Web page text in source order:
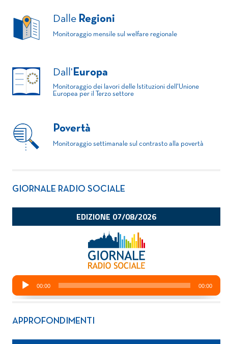
Dalle Regioni
Monitoraggio mensile sul welfare regionale
Dall' Europa
Monitoraggio dei lavori delle Istituzioni dell'Unione
Europea per il Terzo settore
Povertà
Monitoraggio settimanale sul contrasto alla povertà
GIORNALE RADIO SOCIALE
APPROFONDIMENTI